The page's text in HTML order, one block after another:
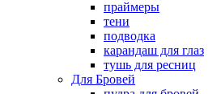
праймеры
тени
подводка
карандаш для глаз
тушь для ресниц
Для Бровей